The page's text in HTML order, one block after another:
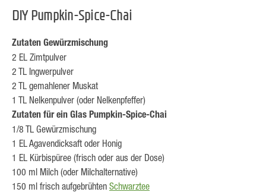
DIY Pumpkin-Spice-Chai
Zutaten Gewürzmischung
2 EL Zimtpulver
2 TL Ingwerpulver
2 TL gemahlener Muskat
1 TL Nelkenpulver (oder Nelkenpfeffer)
Zutaten für ein Glas Pumpkin-Spice-Chai
1/8 TL Gewürzmischung
1 EL Agavendicksaft oder Honig
1 EL Kürbispüree (frisch oder aus der Dose)
100 ml Milch (oder Milchalternative)
150 ml frisch aufgebrühten Schwarztee